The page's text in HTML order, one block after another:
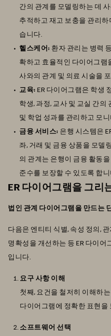
간의 관계를 모델링하는 데
추적하고 재고 보충을 관리
습니다.
헬스케어: 환자 관리는 병력
확하고 효율적인 다이어그램
사와의 관계 및 의료 시술을
교육: ER 다이어그램은 학생
학생, 과정, 교사 및 교실 간의
및 학업 성과를 관리하고 모
금융 서비스: 은행 시스템은
좌, 거래 및 금융 상품을 모델
의 관계는 은행이 금융 활동
준수를 보장할 수 있도록 합니
ER 다이어그램을 그리
법인 관계 다이어그램을 만드는
다음은 엔티티 식별, 속성 정의,
명확성을 개선하는 등 ER 다이
입니다.
요구 사항 이해
첫째, 요건을 철저히 이해하
다이어그램에 정확한 표현을
소프트웨어 선택